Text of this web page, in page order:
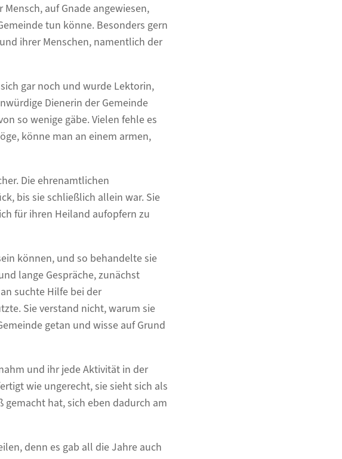
auf Gnade angewiesen,
tun könne. Besonders gern
ihrer Menschen, namentlich der
gar noch und wurde Lektorin,
Dienerin der Gemeinde
so wenige gäbe. Vielen fehle es
könne man an einem armen,
Die ehrenamtlichen
bis sie schließlich allein war. Sie
für ihren Heiland aufopfern zu
können, und so behandelte sie
lange Gespräche, zunächst
suchte Hilfe bei der
Sie verstand nicht, warum sie
getan und wisse auf Grund
und ihr jede Aktivität in der
wie ungerecht, sie sieht sich als
gemacht hat, sich eben dadurch am
denn es gab all die Jahre auch